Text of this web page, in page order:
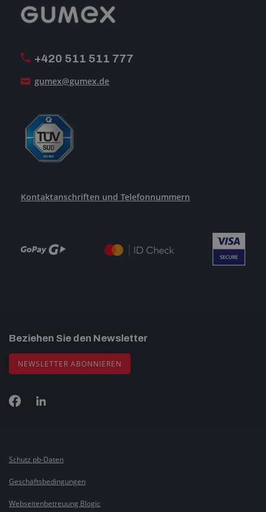
+420 511 511 777
gumex@gumex.de
Kontaktanschriften und Telefonnummern
Reklamation
GUMEX stellt sich vor
Beziehen Sie den Newsletter
NEWSLETTER ABONNIEREN
Schutz pb-Daten
Geschäftsbedingungen
Webseitenbetreuung Blogic